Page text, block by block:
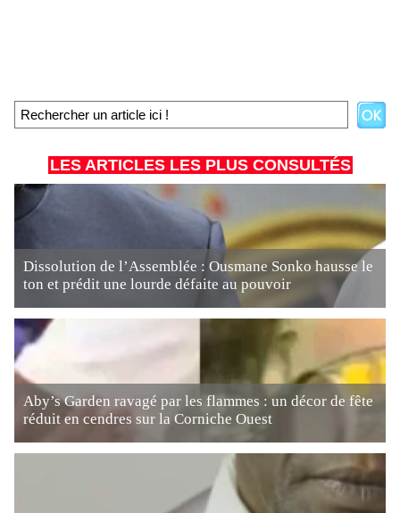
LES ARTICLES LES PLUS CONSULTÉS
Dissolution de l’Assemblée : Ousmane Sonko hausse le
ton et prédit une lourde défaite au pouvoir
Aby’s Garden ravagé par les flammes : un décor de fête
réduit en cendres sur la Corniche Ouest